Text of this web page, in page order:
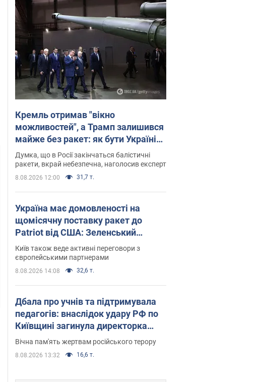
Кремль отримав "вікно
можливостей", а Трамп залишився
майже без ракет: як бути Україні?
Інтерв’ю з Мельником
Думка, що в Росії закінчаться балістичні
ракети, вкрай небезпечна, наголосив експерт
8.08.2026 12:00 31,7 т.
Україна має домовленості на
щомісячну поставку ракет до
Patriot від США: Зеленський
розкрив подробиці
Київ також веде активні переговори з
європейськими партнерами
8.08.2026 14:08 32,6 т.
Дбала про учнів та підтримувала
педагогів: внаслідок удару РФ по
Київщині загинула директорка
київського ліцею, її чоловік та онук
Вічна пам'ять жертвам російського терору
8.08.2026 13:32 16,6 т.